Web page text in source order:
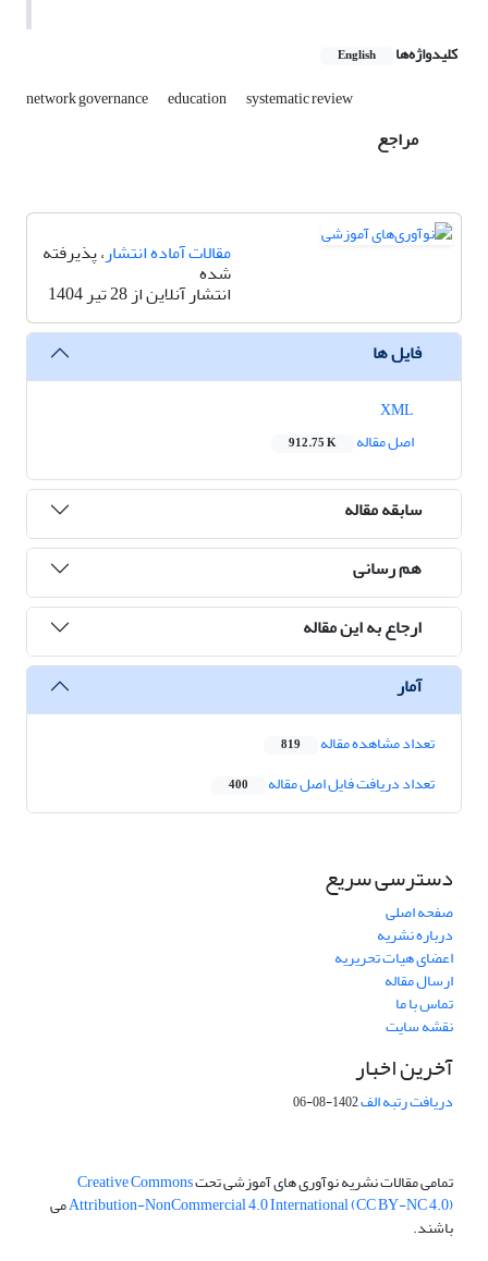
کلیدواژه‌ها English
network governance education systematic review
مراجع
مقالات آماده انتشار، پذیرفته
شده
انتشار آنلاین از 28 تیر 1404
فایل ها
اصل مقاله
912.75 K
سابقه مقاله
هم رسانی
ارجاع به این مقاله
آمار
تعداد مشاهده مقاله 819
تعداد دریافت فایل اصل مقاله 400
دسترسی سریع
صفحه اصلی
درباره نشریه
اعضای هیات تحریریه
ارسال مقاله
تماس با ما
نقشه سایت
آخرین اخبار
دریافت رتبه الف1402-08-06
تمامی مقالات نشریه نوآوری های آموزشی تحتCreative Commons
Attribution-NonCommercial 4.0 International (CC BY-NC 4.0)می
باشند.